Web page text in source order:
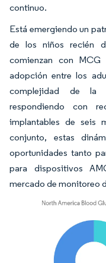
continuo.
Está emergiendo un
de los niños recién
comienzan con
adopción entre los
complejidad de la
respondiendo con
implantables de seis
conjunto, estas
oportunidades tanto
para dispositivos
mercado de monitoreo